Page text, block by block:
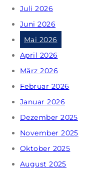
Juli 2026
Juni 2026
Mai 2026
April 2026
März 2026
Februar 2026
Januar 2026
Dezember 2025
November 2025
Oktober 2025
August 2025